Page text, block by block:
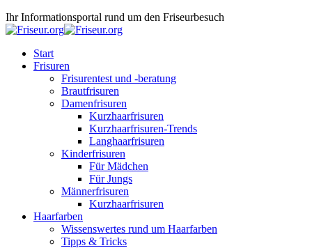
Ihr Informationsportal rund um den Friseurbesuch
Start
Frisuren
Frisurentest und -beratung
Brautfrisuren
Damenfrisuren
Kurzhaarfrisuren
Kurzhaarfrisuren-Trends
Langhaarfrisuren
Kinderfrisuren
Für Mädchen
Für Jungs
Männerfrisuren
Kurzhaarfrisuren
Haarfarben
Wissenswertes rund um Haarfarben
Tipps & Tricks